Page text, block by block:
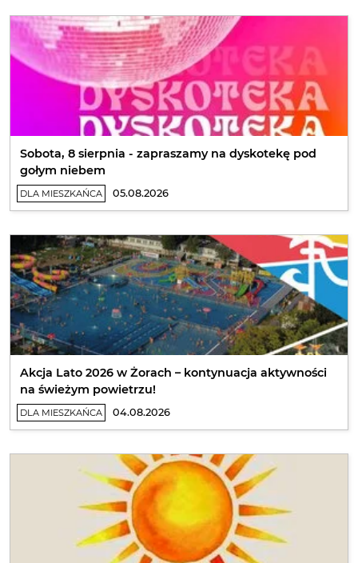
Sobota, 8 sierpnia - zapraszamy na dyskotekę pod
gołym niebem
DLA MIESZKAŃCA 05.08.2026
Akcja Lato 2026 w Żorach – kontynuacja aktywności
na świeżym powietrzu!
DLA MIESZKAŃCA 04.08.2026